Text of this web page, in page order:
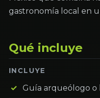
gastronomía local en
Qué incluye
INCLUYE
Guía arqueólogo o